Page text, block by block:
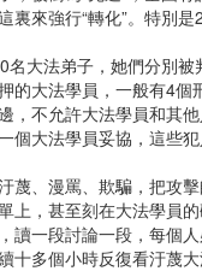
裏來強行“轉化”。特別
大法弟子，她們分別
的大法學員，一般有4
，不允許大法學員和其
大法學員妥協，這些犯
蔑、漫罵、欺騙，把攻
上，甚至刻在大法學員
讀一段討論一段，每個
十多個小時反復看汙蔑